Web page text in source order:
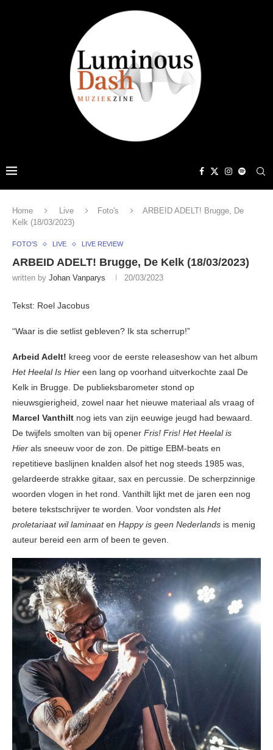
Home Live Foto's
ARBEID ADELT! Brugge, De
Kelk (18/03/2023)
FOTO'S LIVE LIVE REVIEW
ARBEID ADELT! Brugge, De Kelk (18/03/2023)
written by Johan Vanparys 20/03/2023
Tekst: Roel Jacobus
“Waar is die setlist gebleven? Ik sta scherrup!”
Arbeid Adelt! kreeg voor de eerste releaseshow van het album
Het Heelal Is Hier een lang op voorhand uitverkochte zaal De
Kelk in Brugge. De publieksbarometer stond op
nieuwsgierigheid, zowel naar het nieuwe materiaal als vraag of
Marcel Vanthilt nog iets van zijn eeuwige jeugd had bewaard.
De twijfels smolten van bij opener Fris! Fris! Het Heelal is
Hier als sneeuw voor de zon. De pittige EBM-beats en
repetitieve baslijnen knalden alsof het nog steeds 1985 was,
gelardeerde strakke gitaar, sax en percussie. De scherpzinnige
woorden vlogen in het rond. Vanthilt lijkt met de jaren een nog
betere tekstschrijver te worden. Voor vondsten als Het
proletariaat wil laminaaten Happy is geen Nederlands is menig
auteur bereid een arm of been te geven.